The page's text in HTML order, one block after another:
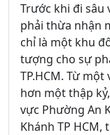
Trước khi đi sâu
phải thừa nhận
chỉ là một khu
tượng cho sự
TP.HCM. Từ
hơn một thập
vực Phường An
Khánh TP HCM,